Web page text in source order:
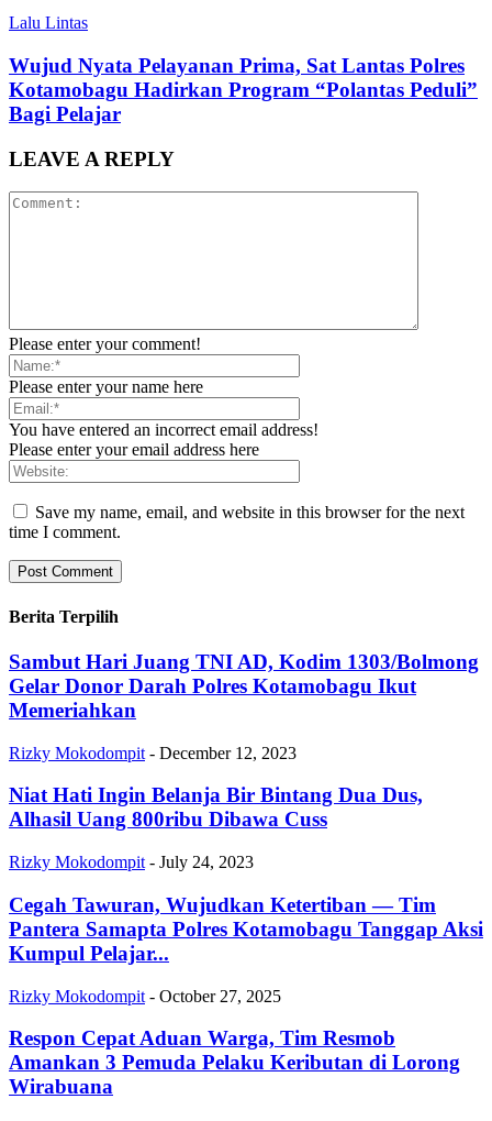
Lalu Lintas
Wujud Nyata Pelayanan Prima, Sat Lantas Polres
Kotamobagu Hadirkan Program “Polantas Peduli”
Bagi Pelajar
LEAVE A REPLY
Please enter your comment!
Please enter your name here
You have entered an incorrect email address!
Please enter your email address here
Save my name, email, and website in this browser for the next
time I comment.
Berita Terpilih
Sambut Hari Juang TNI AD, Kodim 1303/Bolmong
Gelar Donor Darah Polres Kotamobagu Ikut
Memeriahkan
Rizky Mokodompit - December 12, 2023
Niat Hati Ingin Belanja Bir Bintang Dua Dus,
Alhasil Uang 800ribu Dibawa Cuss
Rizky Mokodompit - July 24, 2023
Cegah Tawuran, Wujudkan Ketertiban — Tim
Pantera Samapta Polres Kotamobagu Tanggap Aksi
Kumpul Pelajar...
Rizky Mokodompit - October 27, 2025
Respon Cepat Aduan Warga, Tim Resmob
Amankan 3 Pemuda Pelaku Keributan di Lorong
Wirabuana